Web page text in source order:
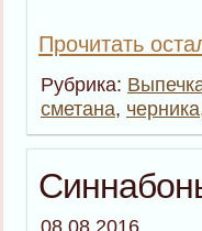
Прочитать
Рубрика:
сметана, черника
08.08.2016